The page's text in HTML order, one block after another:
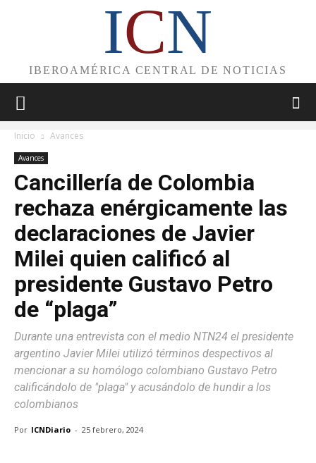
ICN
IBEROAMÉRICA CENTRAL DE NOTICIAS
Inicio Avances
Avances
Cancillería de Colombia
rechaza enérgicamente las
declaraciones de Javier
Milei quien calificó al
presidente Gustavo Petro
de “plaga”
Durante una entrevista con el medio NTN24 el presidente
argentino Javier Milei utilizó términos despectivos al
mencionar a su homólogo colombiano Gustavo Petro
calificándolo de "plaga" y acusándolo de hundir a los
colombianos
Por ICNDiario - 25 febrero, 2024